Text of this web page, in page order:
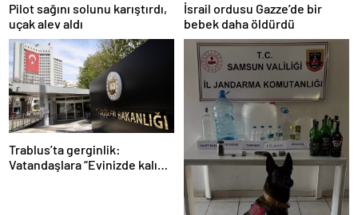
Pilot sağını solunu karıştırdı,
uçak alev aldı
İsrail ordusu Gazze’de bir
bebek daha öldürdü
Trablus’ta gerginlik:
Vatandaşlara “Evinizde kalın”